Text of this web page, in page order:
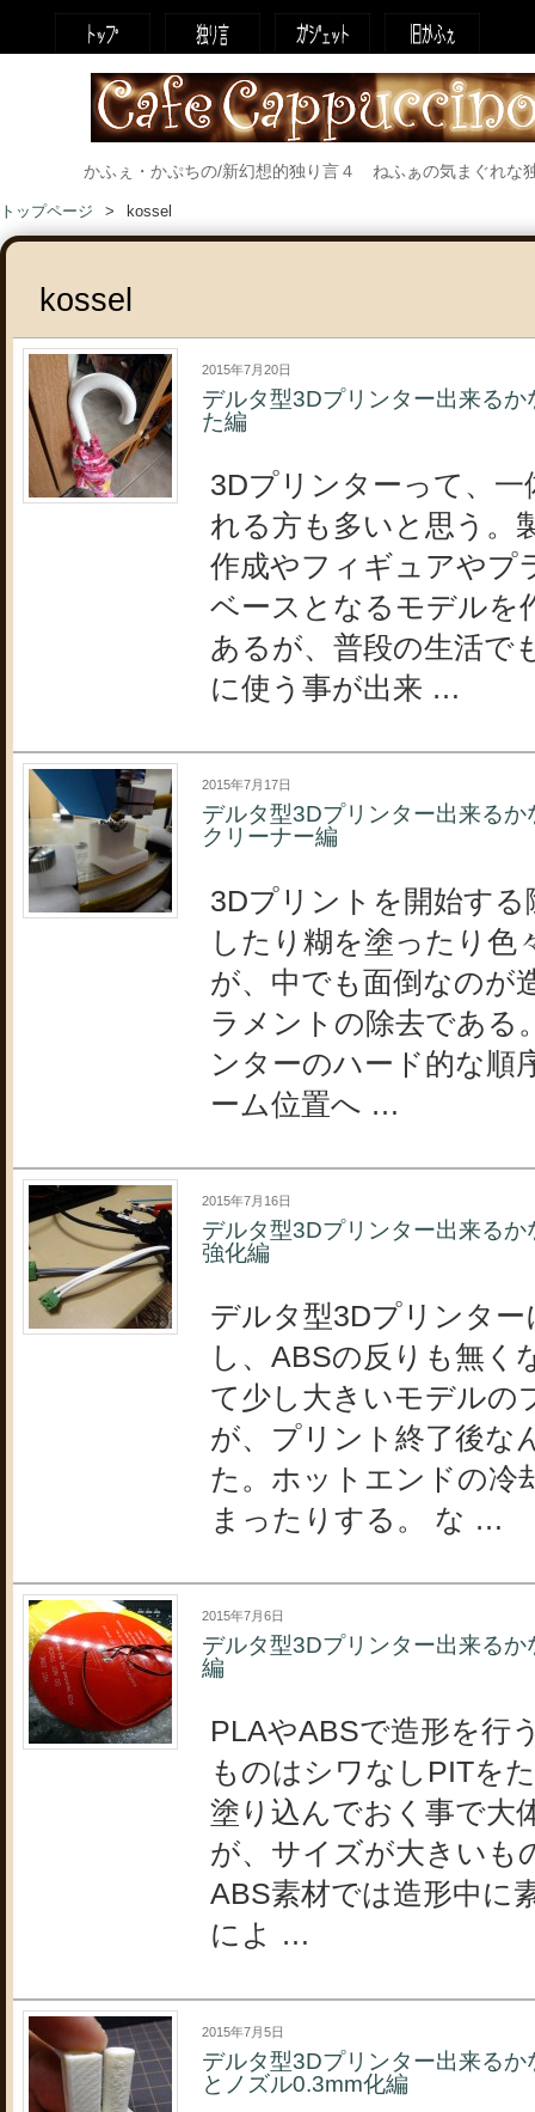
かふぇ・かぷちの/新幻想的独り言４ ねふぁの気まぐれな
トップページ kossel
kossel
2015年7月20日
デルタ型3Dプリンター出来る
た編
3Dプリンターって、
れる方も多いと思う。
作成やフィギュアやプ
ベースとなるモデルを
あるが、普段の生活で
に使う事が出来 …
2015年7月17日
デルタ型3Dプリンター出来る
クリーナー編
3Dプリントを開始す
したり糊を塗ったり色
が、中でも面倒なのが
ラメントの除去である
ンターのハード的な順
ーム位置へ …
2015年7月16日
デルタ型3Dプリンター出来る
強化編
デルタ型3Dプリンタ
し、ABSの反りも無く
て少し大きいモデルの
が、プリント終了後な
た。ホットエンドの冷
まったりする。 な …
2015年7月6日
デルタ型3Dプリンター出来る
編
PLAやABSで造形を行
ものはシワなしPITを
塗り込んでおく事で大
が、サイズが大きいも
ABS素材では造形中に
によ …
2015年7月5日
デルタ型3Dプリンター出来る
とノズル0.3mm化編